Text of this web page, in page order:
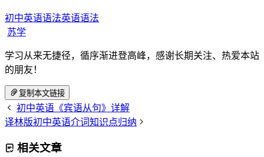
初中英语语法英语语法
苏学
学习从来无捷径，循序渐进登高峰，感谢长期关注、热爱本站
的朋友！
复制本文链接
初中英语《宾语从句》详解
译林版初中英语介词知识点归纳
相关文章